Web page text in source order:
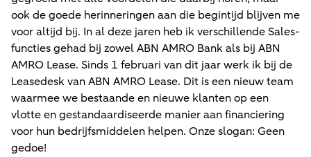
ook de goede herinneringen aan die begintijd blijven me
voor altijd bij. In al deze jaren heb ik verschillende Sales-
functies gehad bij zowel ABN AMRO Bank als bij ABN
AMRO Lease. Sinds 1 februari van dit jaar werk ik bij de
Leasedesk van ABN AMRO Lease. Dit is een nieuw team
waarmee we bestaande en nieuwe klanten op een
vlotte en gestandaardiseerde manier aan financiering
voor hun bedrijfsmiddelen helpen. Onze slogan: Geen
gedoe!